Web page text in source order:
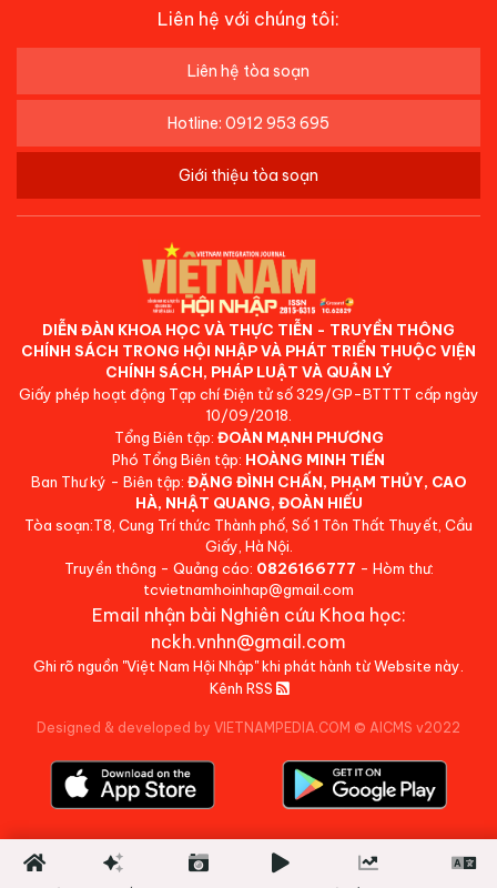
Liên hệ với chúng tôi:
Liên hệ tòa soạn
Hotline: 0912 953 695
Giới thiệu tòa soạn
DIỄN ĐÀN KHOA HỌC VÀ THỰC TIỄN - TRUYỀN THÔNG
CHÍNH SÁCH TRONG HỘI NHẬP VÀ PHÁT TRIỂN THUỘC VIỆN
CHÍNH SÁCH, PHÁP LUẬT VÀ QUẢN LÝ
Giấy phép hoạt động Tạp chí Điện tử số 329/GP-BTTTT cấp ngày
10/09/2018.
Tổng Biên tập: ĐOÀN MẠNH PHƯƠNG
Phó Tổng Biên tập: HOÀNG MINH TIẾN
Ban Thư ký - Biên tập: ĐẶNG ĐÌNH CHẤN, PHẠM THỦY, CAO
HÀ, NHẬT QUANG, ĐOÀN HIẾU
Tòa soạn:T8, Cung Trí thức Thành phố, Số 1 Tôn Thất Thuyết, Cầu
Giấy, Hà Nội.
Truyền thông - Quảng cáo: 0826166777 - Hòm thư:
tcvietnamhoinhap@gmail.com
Email nhận bài Nghiên cứu Khoa học:
nckh.vnhn@gmail.com
Ghi rõ nguồn "Việt Nam Hội Nhập" khi phát hành từ Website này.
Kênh RSS
Designed & developed by VIETNAMPEDIA.COM © AICMS v2022